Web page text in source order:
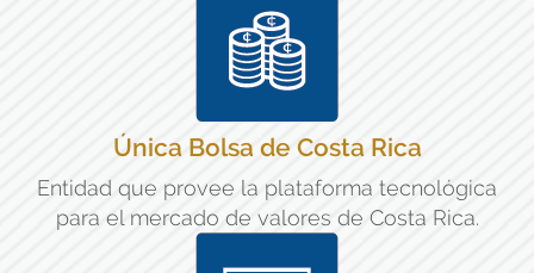
Única Bolsa de Costa Rica
Entidad que provee la plataforma tecnológica
para el mercado de valores de Costa Rica.